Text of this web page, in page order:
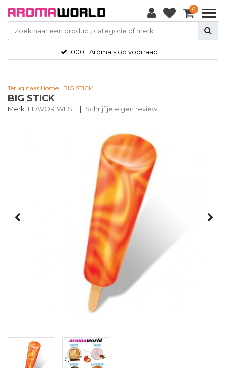
0
1000+ Aroma's op voorraad
Terug naar Home | BIG STICK
BIG STICK
Merk: FLAVOR WEST | Schrijf je eigen review